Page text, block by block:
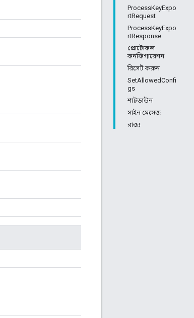
ProcessKeyExpo
rtRequest
ProcessKeyExpo
rtResponse
প্রোটোকল
কনফিগারেশন
রিসেট করুন
SetAllowedConfi
gs
শাটডাউন
সাইন মেসেজ
রাজ্য